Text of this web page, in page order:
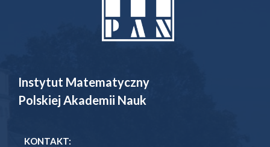
Instytut Matematyczny
Polskiej Akademii Nauk
KONTAKT: